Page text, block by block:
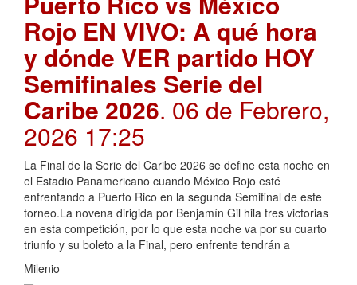
Rojo EN VIVO: A qué hora
y dónde VER partido HOY
Semifinales Serie del
Caribe 2026. 06 de Febrero,
2026 17:25
La Final de la Serie del Caribe 2026 se define esta noche en
el Estadio Panamericano cuando México Rojo esté
enfrentando a Puerto Rico en la segunda Semifinal de este
torneo.La novena dirigida por Benjamín Gil hila tres victorias
en esta competición, por lo que esta noche va por su cuarto
triunfo y su boleto a la Final, pero enfrente tendrán a
Milenio